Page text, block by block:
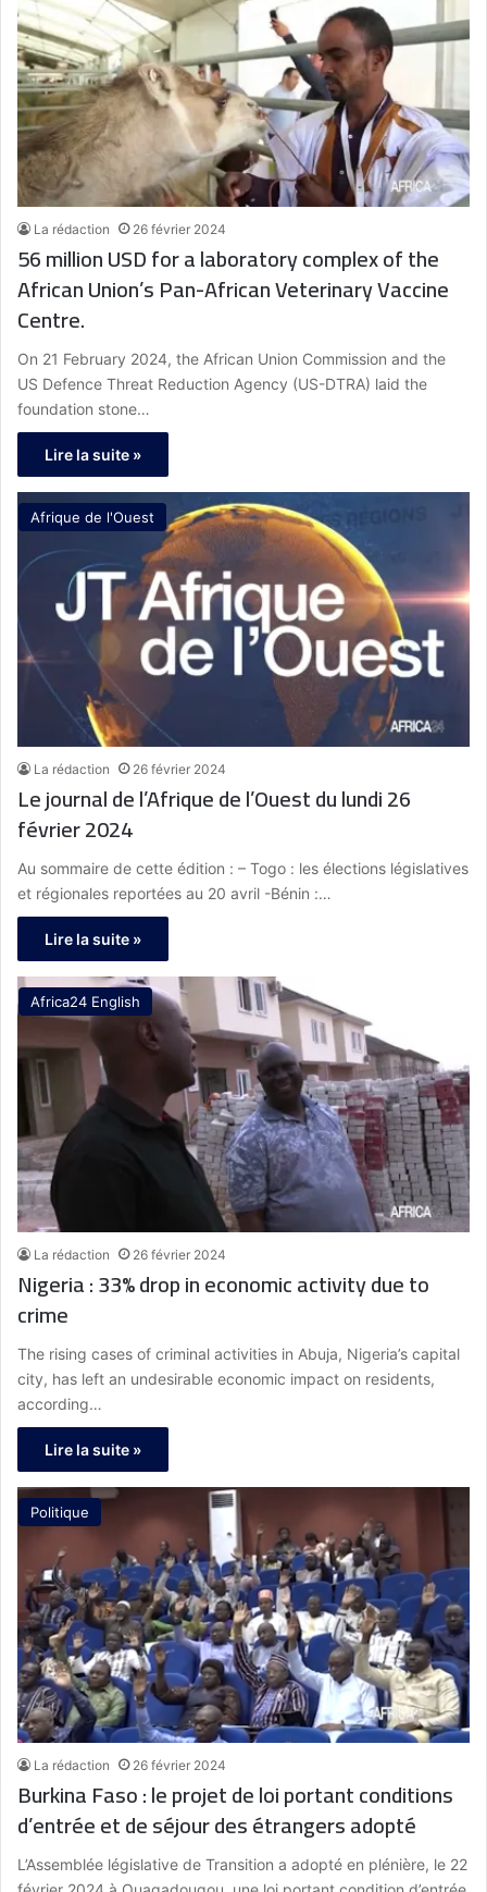
La rédaction 26 février 2024
56 million USD for a laboratory complex of the
African Union’s Pan-African Veterinary Vaccine
Centre.
On 21 February 2024, the African Union Commission and the
US Defence Threat Reduction Agency (US-DTRA) laid the
foundation stone…
Lire la suite »
Afrique de l'Ouest
La rédaction 26 février 2024
Le journal de l’Afrique de l’Ouest du lundi 26
février 2024
Au sommaire de cette édition : – Togo : les élections législatives
et régionales reportées au 20 avril -Bénin :…
Lire la suite »
Africa24 English
La rédaction 26 février 2024
Nigeria : 33% drop in economic activity due to
crime
The rising cases of criminal activities in Abuja, Nigeria’s capital
city, has left an undesirable economic impact on residents,
according…
Lire la suite »
Politique
La rédaction 26 février 2024
Burkina Faso : le projet de loi portant conditions
d’entrée et de séjour des étrangers adopté
L’Assemblée législative de Transition a adopté en plénière, le 22